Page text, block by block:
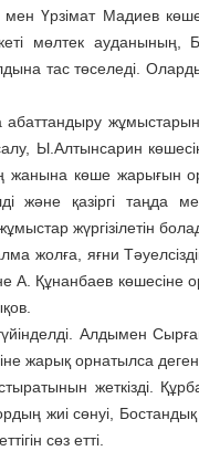
Үрзімат Мадиев
мөлтек ауданының,
тас төселеді.
Ы.Алтынсарин
жанына көше жарығын
және қазіргі таңда
жүргізілетін
жолға, яғни
А. Құнанбаев көшесіне
Алдымен
жарық орнатылса
жеткізді.
жиі сөнуі,
сөз етті.